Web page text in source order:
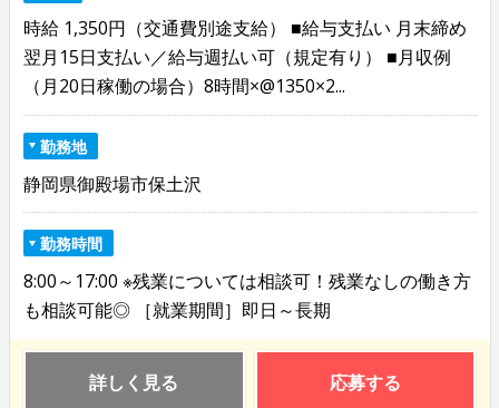
時給 1,350円（交通費別途支給） ■給与支払い 月末締め
翌月15日支払い／給与週払い可（規定有り） ■月収例
（月20日稼働の場合）8時間×@1350×2...
勤務地
静岡県御殿場市保土沢
勤務時間
8:00～17:00 ※残業については相談可！残業なしの働き方
も相談可能◎ ［就業期間］即日～長期
詳しく見る 応募する